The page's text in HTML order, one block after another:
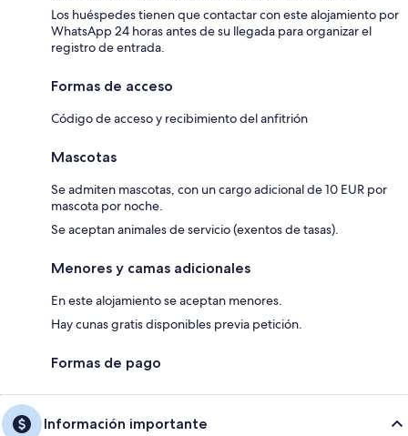
Los huéspedes tienen que contactar con este alojamiento por
WhatsApp 24 horas antes de su llegada para organizar el
registro de entrada.
Formas de acceso
Código de acceso y recibimiento del anfitrión
Mascotas
Se admiten mascotas, con un cargo adicional de 10 EUR por
mascota por noche.
Se aceptan animales de servicio (exentos de tasas).
Menores y camas adicionales
En este alojamiento se aceptan menores.
Hay cunas gratis disponibles previa petición.
Formas de pago
Información importante